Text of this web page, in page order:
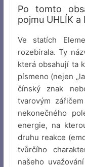
Po tomto
pojmu UHLÍK a
Ve statích
rozebírala. Ty
která obsahují ta
písmeno (nejen
čínský znak
tvarovým
nekonečného
energie, na
druhu reakce
tvůrčího
našeho